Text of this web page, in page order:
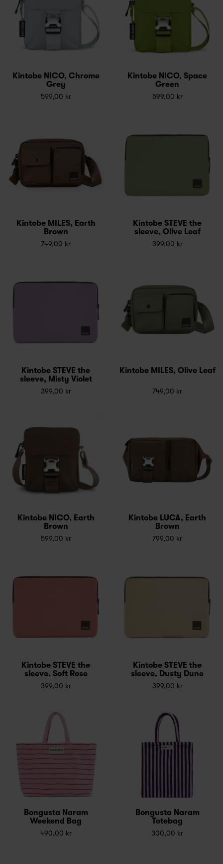
Kintobe NICO, Chrome
Grey
599,00 kr
Kintobe NICO, Space
Green
599,00 kr
Kintobe MILES, Earth
Brown
749,00 kr
Kintobe STEVE the
sleeve, Olive Leaf
399,00 kr
Kintobe STEVE the
sleeve, Misty Violet
399,00 kr
Kintobe MILES, Olive Leaf
749,00 kr
Kintobe NICO, Earth
Brown
599,00 kr
Kintobe LUCA, Earth
Brown
799,00 kr
Kintobe STEVE the
sleeve, Soft Rose
399,00 kr
Kintobe STEVE the
sleeve, Dusty Dune
399,00 kr
Bongusta Naram
Weekend Bag
490,00 kr
Bongusta Naram
Totebag
300,00 kr